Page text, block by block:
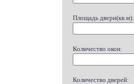
Площадь двери(кв.м):
Количество окон:
Количество дверей: